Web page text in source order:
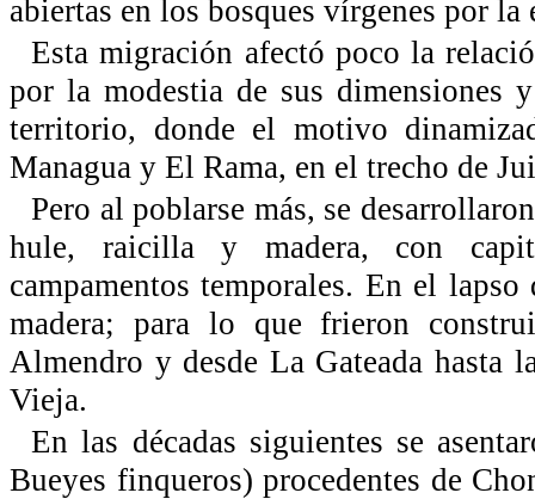
abiertas en los bosques vírgenes por
Esta migración afectó poco la
por la modestia de sus dimensiones
territorio, donde el motivo
Managua y El Rama, en el trecho de
Pero al poblarse más, se
hule, raicilla y madera, con
campamentos temporales. En el
madera; para lo que frieron
Almendro y desde La Gateada hasta
Vieja.
En las décadas siguientes se
Bueyes finqueros) procedentes de